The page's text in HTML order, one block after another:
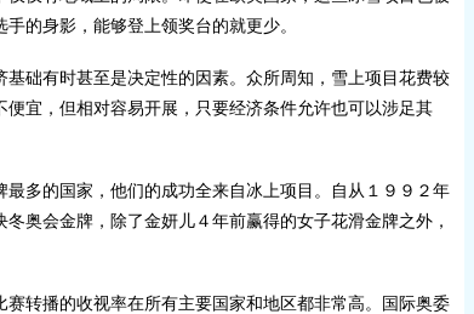
的身影，能够登上领奖台的就更少。
础有时甚至是决定性的因素。众所周知，雪上项目花费较
宜，但相对容易开展，只要经济条件允许也可以涉足其
多的国家，他们的成功全来自冰上项目。自从１９９２年
奥会金牌，除了金妍儿４年前赢得的女子花滑金牌之外，
转播的收视率在所有主要国家和地区都非常高。国际奥委